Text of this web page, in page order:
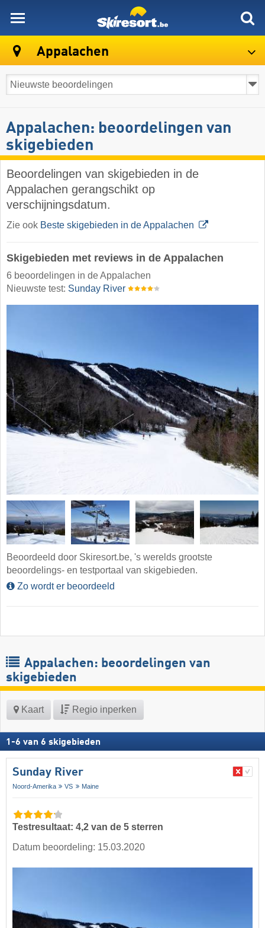
Appalachen
Appalachen: beoordelingen van
skigebieden
Beoordelingen van skigebieden in de
Appalachen gerangschikt op
verschijningsdatum.
Zie ook Beste skigebieden in de Appalachen
Skigebieden met reviews in de Appalachen
6 beoordelingen in de Appalachen
Nieuwste test: Sunday River
Beoordeeld door Skiresort.be, 's werelds grootste
beoordelings- en testportaal van skigebieden.
Zo wordt er beoordeeld
Appalachen: beoordelingen van
skigebieden
Kaart Regio inperken
1 -6 van 6 skigebieden
Sunday River
Noord-Amerika VS Maine
Testresultaat: 4,2 van de 5 sterren
Datum beoordeling: 15.03.2020